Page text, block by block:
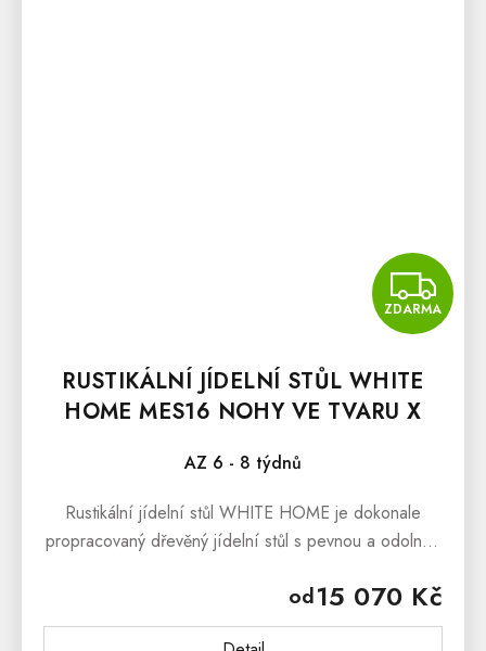
ZDARMA
RUSTIKÁLNÍ JÍDELNÍ STŮL WHITE
HOME MES16 NOHY VE TVARU X
AZ 6 - 8 týdnů
od15 070 Kč
Rustikální jídelní stůl WHITE HOME je dokonale
propracovaný dřevěný jídelní stůl s pevnou a odolnou
jídelny přírodními tony...